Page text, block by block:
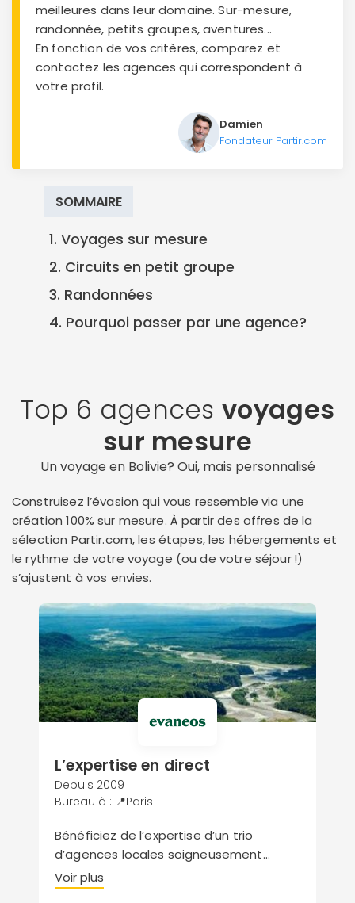
meilleures dans leur domaine. Sur-mesure,
randonnée, petits groupes, aventures...
En fonction de vos critères, comparez et
contactez les agences qui correspondent à
votre profil.
Damien
Fondateur Partir.com
SOMMAIRE
1. Voyages sur mesure
2. Circuits en petit groupe
3. Randonnées
4. Pourquoi passer par une agence?
Top 6 agencesvoyages
sur mesure
Un voyage en Bolivie? Oui, mais personnalisé
Construisez l’évasion qui vous ressemble via une
création 100% sur mesure. À partir des offres de la
sélection Partir.com, les étapes, les hébergements et
le rythme de votre voyage (ou de votre séjour !)
s’ajustent à vos envies.
L’expertise en direct
Depuis 2009
Bureau à : 📍Paris
Bénéficiez de l’expertise d’un trio
d’agences locales soigneusement
sélectionnées. Treks, charme et luxe,
incontournables : la liste des aventures
Voir plus